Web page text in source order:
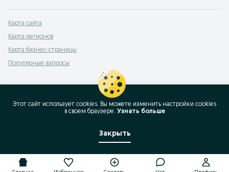
Карта сайта
Карта регионов
Карта бизнес-страницы
Популярные запросы
Этот сайт использует cookies. Вы можете изменить настройки cookies
в своeм браузере. Узнать больше
Закрыть